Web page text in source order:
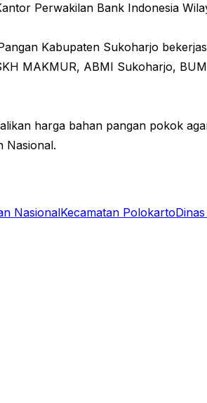
Perwakilan Bank Indonesia
Kabupaten Sukoharjo
MAKMUR, ABMI Sukoharjo,
harga bahan pangan pokok
Nasional.
NasionalKecamatan Polokarto